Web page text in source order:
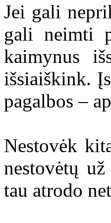
Jei gali
gali neimti
kaimynus
išsiaiškink.
pagalbos –
Nestovėk
nestovėtų
tau atrodo